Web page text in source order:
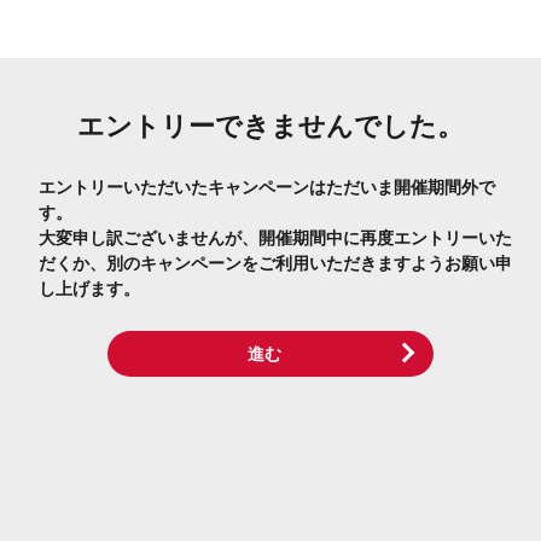
エントリーできませんでした。
エントリーいただいたキャンペーンはただいま開催期間外で
す。
大変申し訳ございませんが、開催期間中に再度エントリーいた
だくか、別のキャンペーンをご利用いただきますようお願い申
し上げます。
進む